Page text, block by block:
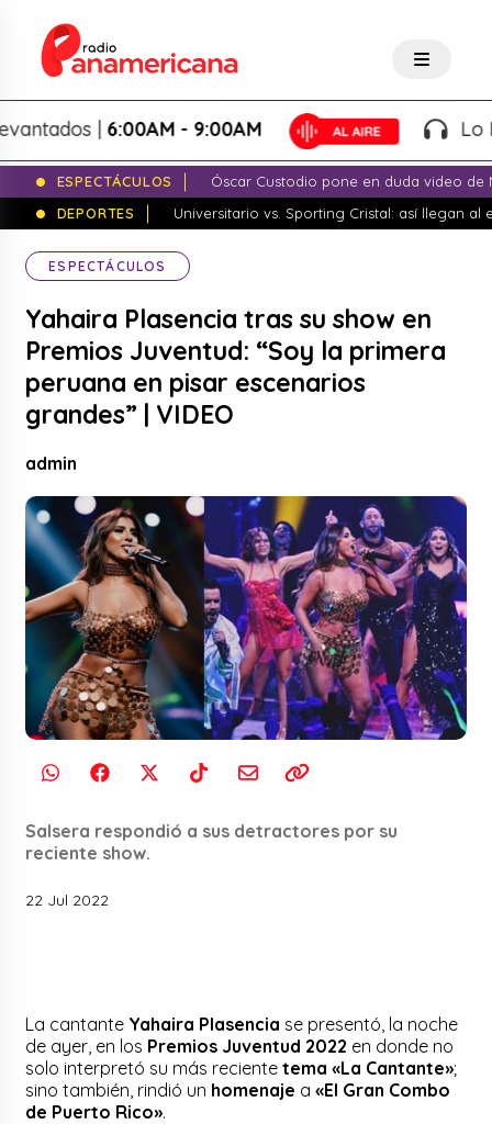
|6:00AM - 9:00AM Lo
ESPECTÁCULOS
Óscar Custodio pone en duda video de
DEPORTES
Universitario vs. Sporting Cristal: así llegan al
ESPECTÁCULOS
Yahaira Plasencia tras su show en
Premios Juventud: “Soy la primera
peruana en pisar escenarios
grandes” | VIDEO
admin
Salsera respondió a sus detractores por su
reciente show.
22 Jul 2022
La cantante Yahaira Plasencia se presentó, la noche
de ayer, en los Premios Juventud 2022 en donde no
solo interpretó su más reciente tema «La Cantante»;
sino también, rindió un homenaje a«El Gran Combo
de Puerto Rico».